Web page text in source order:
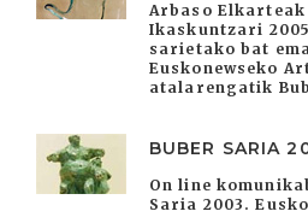
Arbaso Elkarteak
Ikaskuntzari
sarietako bat
Euskonewseko
atalarengatik
BUBER SARIA
On line
Saria 2003.